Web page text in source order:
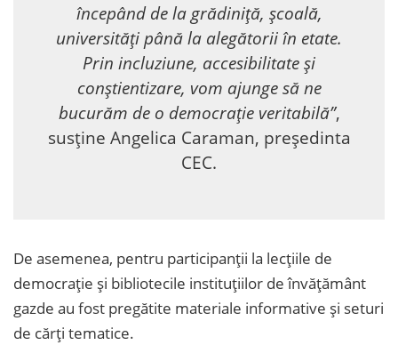
începând de la grădiniță, școală,
universități până la alegătorii în etate.
Prin incluziune, accesibilitate și
conștientizare, vom ajunge să ne
bucurăm de o democrație veritabilă”,
susține Angelica Caraman, președinta
CEC.
De asemenea, pentru participanții la lecțiile de
democrație și bibliotecile instituțiilor de învățământ
gazde au fost pregătite materiale informative și seturi
de cărți tematice.